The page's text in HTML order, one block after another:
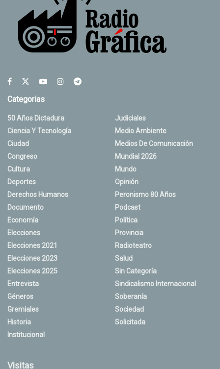
Categorias
50 Años Dictadura
Ciencia Y Tecnología
Ciudad
Congreso
Cultura
Deportes
Derechos Humanos
Documento
Economía
Elecciones
Elecciones 2021
Elecciones 2023
Elecciones 2025
Entrevista
Géneros
Gremiales
Historia
Institucional
Judiciales
Medio Ambiente
Medios De Comunicación
Mundial 2026
Mundo
Opinión
Peronismo 80 Años
Podcast
Política
Provincia
Radioteatro
Salud
Sin Categoría
Sindicalismo Internacional
Soberanía
Sociedad
Solicitada
Visitas